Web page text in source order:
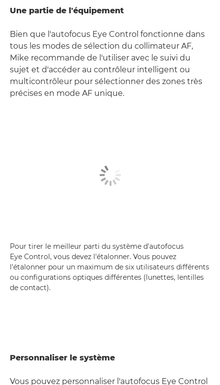
Une partie de l'équipement
Bien que l'autofocus Eye Control fonctionne dans
tous les modes de sélection du collimateur AF,
Mike recommande de l'utiliser avec le suivi du
sujet et d'accéder au contrôleur intelligent ou
multicontrôleur pour sélectionner des zones très
précises en mode AF unique.
Pour tirer le meilleur parti du système d'autofocus
Eye Control, vous devez l'étalonner. Vous pouvez
l'étalonner pour un maximum de six utilisateurs différents
ou configurations optiques différentes (lunettes, lentilles
de contact).
Personnaliser le système
Vous pouvez personnaliser l'autofocus Eye Control